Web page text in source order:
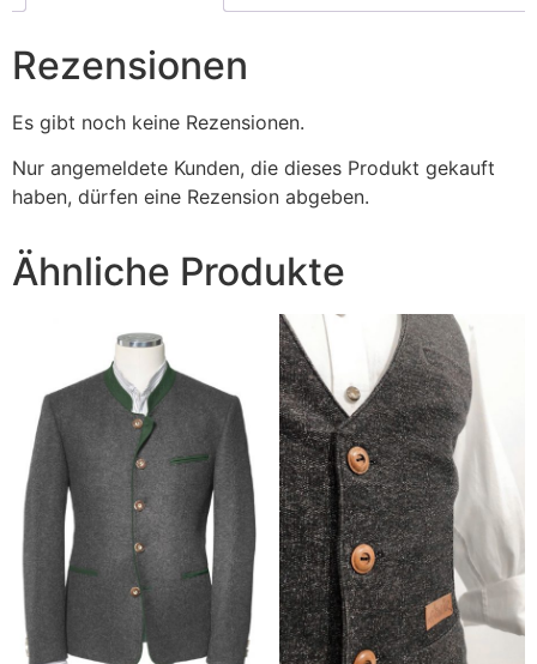
Rezensionen
Es gibt noch keine Rezensionen.
Nur angemeldete Kunden, die dieses Produkt gekauft
haben, dürfen eine Rezension abgeben.
Ähnliche Produkte